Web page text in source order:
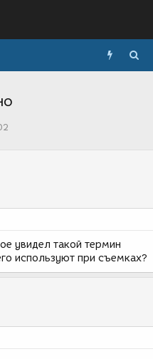
увидел такой термин
используют при съемках?